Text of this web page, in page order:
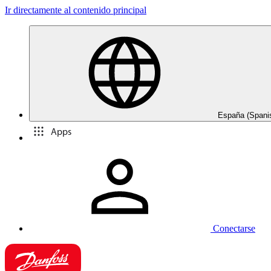
Ir directamente al contenido principal
España
Apps
Conectarse